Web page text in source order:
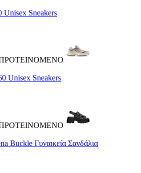
Sneakers
Unisex Sneakers
Buckle Γυναικεία Σανδάλια